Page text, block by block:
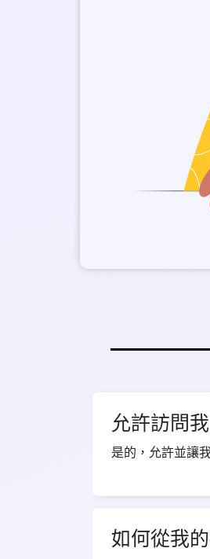
允許訪問
是的，允許並讓
如何從我